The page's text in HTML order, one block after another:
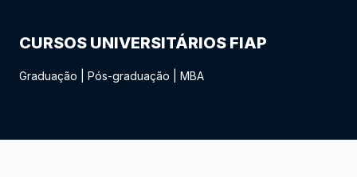
CURSOS UNIVERSITÁRIOS FIAP
Graduação Pós-graduação MBA